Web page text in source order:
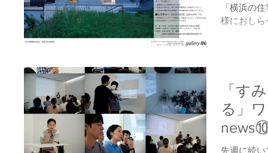
「横浜の
様におし
「す
る」
ショ
先週に続